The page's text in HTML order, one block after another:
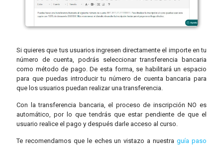
Si quieres que tus usuarios ingresen directamente el importe en tu
número de cuenta, podrás seleccionar transferencia bancaria
como método de pago. De esta forma, se habilitará un espacio
para que puedas introducir tu número de cuenta bancaria para
que los usuarios puedan realizar una transferencia.
Con la transferencia bancaria, el proceso de inscripción NO es
automático, por lo que tendrás que estar pendiente de que el
usuario realice el pago y después darle acceso al curso.
Te recomendamos que le eches un vistazo a nuestraguía paso